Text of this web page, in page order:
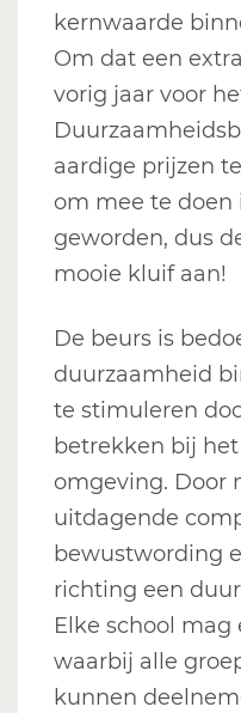
kernwaarde
Om dat een
vorig jaar voor
aardige prijzen
om mee te doen
geworden, dus
mooie kluif aan!
De beurs is
duurzaamheid
te stimuleren
betrekken bij
omgeving. Door
uitdagende
bewustwording
richting een
Elke school
waarbij alle
kunnen